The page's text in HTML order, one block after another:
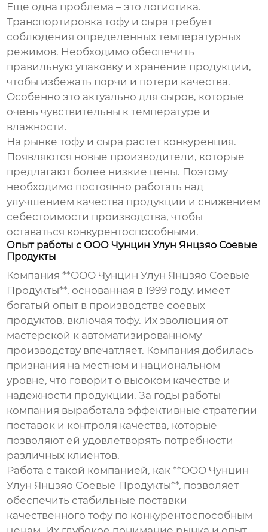
Еще одна проблема – это логистика.
Транспортировкатофу и сыра требует
соблюдения определенных температурных
режимов. Необходимо обеспечить
правильную упаковку и хранение продукции,
чтобы избежать порчи и потери качества.
Особенно это актуально для сыров, которые
очень чувствительны к температуре и
влажности.
На рынкетофу и сыра растет конкуренция.
Появляются новые производители, которые
предлагают более низкие цены. Поэтому
необходимо постоянно работать над
улучшением качества продукции и снижением
себестоимости производства, чтобы
оставаться конкурентоспособными.
Опыт работы с ООО Чунцин Улун Янцзяо Соевые
Продукты
Компания **ООО Чунцин Улун Янцзяо Соевые
Продукты**, основанная в 1999 году, имеет
богатый опыт в производстве соевых
продуктов, включаятофу. Их эволюция от
мастерской к автоматизированному
производству впечатляет. Компания добилась
признания на местном и национальном
уровне, что говорит о высоком качестве и
надежности продукции. За годы работы
компания выработала эффективные стратегии
поставок и контроля качества, которые
позволяют ей удовлетворять потребности
различных клиентов.
Работа с такой компанией, как **ООО Чунцин
Улун Янцзяо Соевые Продукты**, позволяет
обеспечить стабильные поставки
качественноготофу по конкурентоспособным